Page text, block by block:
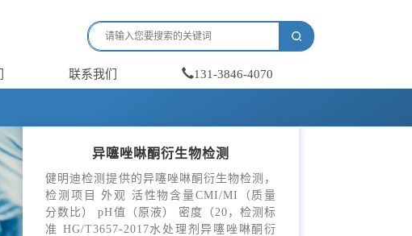
联系我们 131-3846-4070
异噻唑啉酮衍生物检测
健明迪检测提供的异噻唑啉酮衍生物检测，
检测项目 外观 活性物含量CMI/MI（质量
分数比） pH值（原液） 密度（20，检测标
准 HG/T3657-2017水处理剂异噻唑啉酮衍